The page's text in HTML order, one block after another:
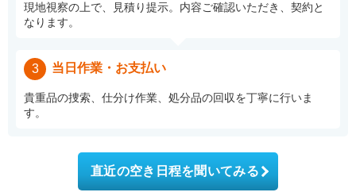
現地視察の上で、見積り提示。内容ご確認いただき、契約と
なります。
3 当日作業・お支払い
貴重品の捜索、仕分け作業、処分品の回収を丁寧に行いま
す。
直近の空き日程を聞いてみる